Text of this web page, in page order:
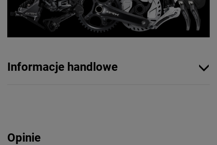
Informacje handlowe
Opinie